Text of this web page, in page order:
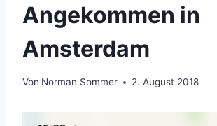
Angekommen in
Amsterdam
Von Norman Sommer 2. August 2018